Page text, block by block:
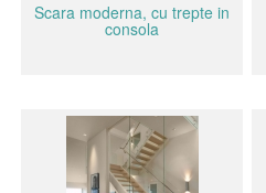
Scara moderna, cu trepte in
consola